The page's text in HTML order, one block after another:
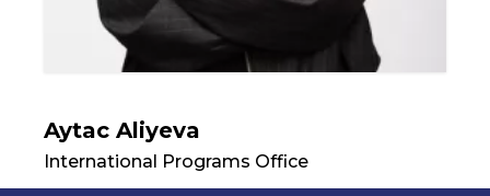
Aytac Aliyeva
International Programs Office